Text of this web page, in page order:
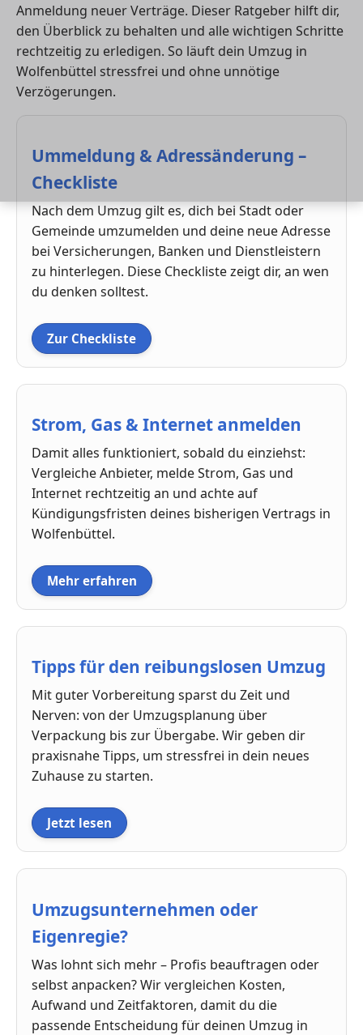
Anmeldung neuer Verträge. Dieser Ratgeber hilft dir,
den Überblick zu behalten und alle wichtigen Schritte
rechtzeitig zu erledigen. So läuft dein Umzug in
Wolfenbüttel stressfrei und ohne unnötige
Verzögerungen.
Ummeldung & Adressänderung –
Checkliste
Nach dem Umzug gilt es, dich bei Stadt oder
Gemeinde umzumelden und deine neue Adresse
bei Versicherungen, Banken und Dienstleistern
zu hinterlegen. Diese Checkliste zeigt dir, an wen
du denken solltest.
Zur Checkliste
Strom, Gas & Internet anmelden
Damit alles funktioniert, sobald du einziehst:
Vergleiche Anbieter, melde Strom, Gas und
Internet rechtzeitig an und achte auf
Kündigungsfristen deines bisherigen Vertrags in
Wolfenbüttel.
Mehr erfahren
Tipps für den reibungslosen Umzug
Mit guter Vorbereitung sparst du Zeit und
Nerven: von der Umzugsplanung über
Verpackung bis zur Übergabe. Wir geben dir
praxisnahe Tipps, um stressfrei in dein neues
Zuhause zu starten.
Jetzt lesen
Umzugsunternehmen oder
Eigenregie?
Was lohnt sich mehr – Profis beauftragen oder
selbst anpacken? Wir vergleichen Kosten,
Aufwand und Zeitfaktoren, damit du die
passende Entscheidung für deinen Umzug in